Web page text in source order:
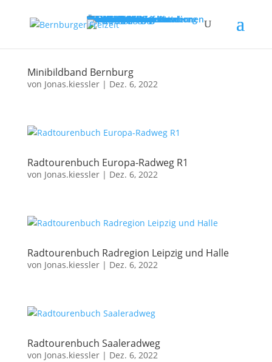
Startseite
Saison 2026
Stadtinformation
Stadtinformation
Aktuelles
Stadtführungen
Reisegruppeninformationen
Übernachtungen
Parken
Rad- und Wasserwandern
Bernburg (Saale)
Wandertagsangebot
Tourismusführer
Souvenirs & Angebote
Ortschaften
Freizeit & Kultur
Tiergarten
Märchengarten
Campingplatz
B.E.S.T. – Sportpark
Parkeisenbahn
Keßlerturm
Bowling-Kegel-Center
Museum Schloss Bernburg
MS „Saalefee“
Fähre
Schwimmhalle
Erlebnisbad
Sportstätten
Sporthallen
Sportplätze
Wassersportobjekte
Veranstaltungen
Impressionen
Über Uns
Minibildband Bernburg
von Jonas.kiessler| Dez. 6, 2022
Radtourenbuch Europa-Radweg R1
von Jonas.kiessler| Dez. 6, 2022
Radtourenbuch Radregion Leipzig und Halle
von Jonas.kiessler| Dez. 6, 2022
Radtourenbuch Saaleradweg
von Jonas.kiessler| Dez. 6, 2022